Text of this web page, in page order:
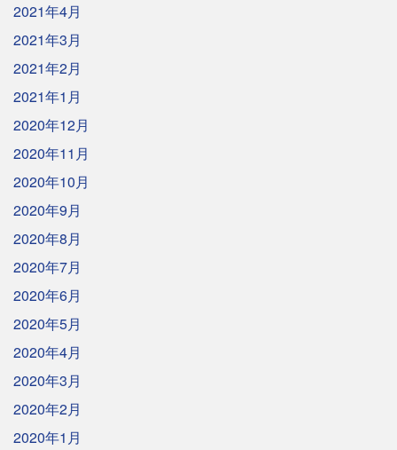
2021年4月
2021年3月
2021年2月
2021年1月
2020年12月
2020年11月
2020年10月
2020年9月
2020年8月
2020年7月
2020年6月
2020年5月
2020年4月
2020年3月
2020年2月
2020年1月